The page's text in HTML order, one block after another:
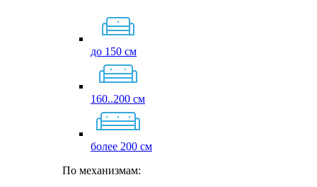
до 150 см
160..200 см
более 200 см
По механизмам: